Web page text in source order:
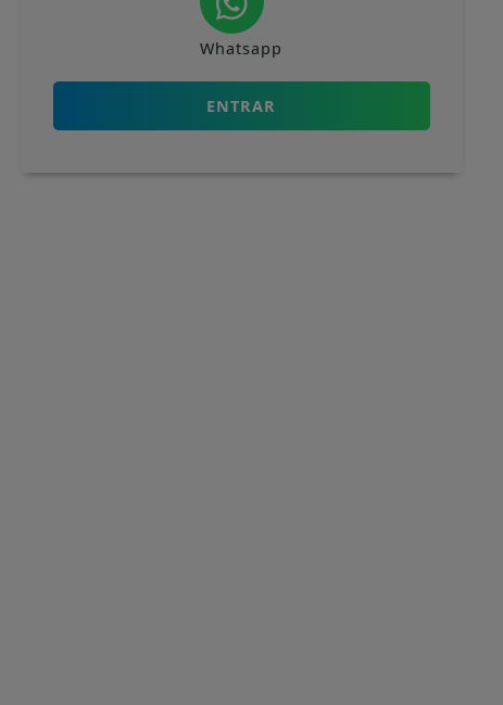
Whatsapp
ENTRAR